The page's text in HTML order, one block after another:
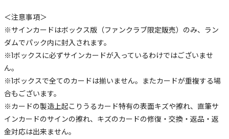
＜注意事項＞
※サインカードはボックス版（ファンクラブ限定販売）のみ、ラン
ダムでパック内に封入されます。
※1ボックスに必ずサインカードが入っているわけではございませ
ん。
※1ボックスで全てのカードは揃いません。またカードが重複する場
合もございます。
※カードの製造上起こりうるカード特有の表面キズや擦れ、直筆サ
インカードのサインの擦れ、キズのカードの修復・交換・返品・返
金対応は出来ません。